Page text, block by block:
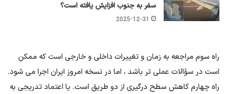
سفر به جنوب افزایش یافته است؟
2025-12-31
راه سوم مراجعه به زمان و تغییرات داخلی و خارجی است که ممکن
است در سؤالات عملی تر باشد ، اما در نسخه امروز ایران اجرا می شود.
راه چهارم کاهش سطح درگیری از دو طریق است. یا اعتماد تدریجی به